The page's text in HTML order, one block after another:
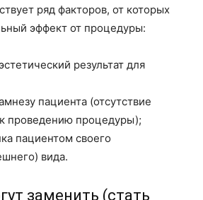
ряд факторов, от которых
эффект от процедуры:
результат для
пациента (отсутствие
проведению процедуры);
пациентом своего
вида.
заменить (стать